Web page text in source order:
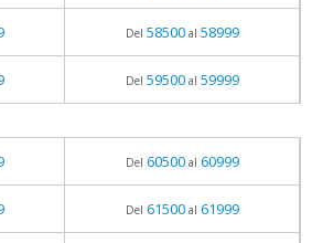
Del 58500al 58999
Del 59500al 59999
Del 60500al 60999
Del 61500al 61999